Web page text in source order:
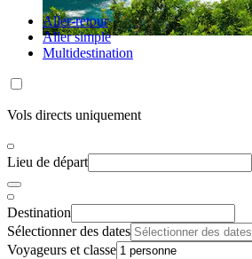
Aller-retour
Aller simple
Multidestination
Vols directs uniquement
Lieu de départ
Destination
Sélectionner des dates
Voyageurs et classe